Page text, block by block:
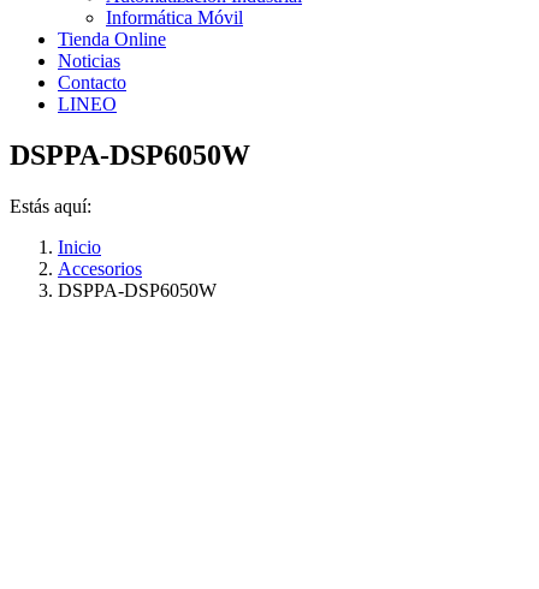
Informática Móvil
Tienda Online
Noticias
Contacto
LINEO
DSPPA-DSP6050W
Estás aquí:
Inicio
Accesorios
DSPPA-DSP6050W